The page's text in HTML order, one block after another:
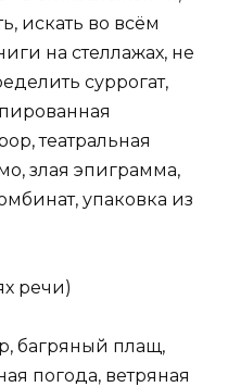
искать во всём
на стеллажах, не
суррогат,
театральная
злая эпиграмма,
упаковка из
речи)
багряный плащ,
погода, ветряная